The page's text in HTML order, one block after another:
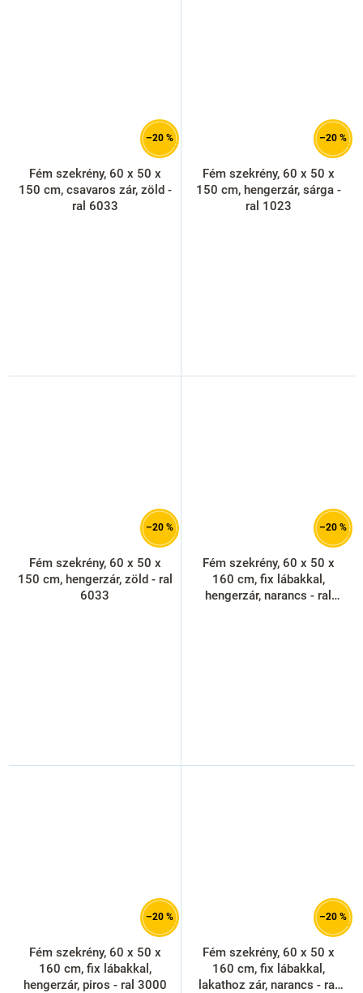
–20 %
Fém szekrény, 60 x 50 x
150 cm, csavaros zár, zöld -
ral 6033
–20 %
Fém szekrény, 60 x 50 x
150 cm, hengerzár, sárga -
ral 1023
–20 %
Fém szekrény, 60 x 50 x
150 cm, hengerzár, zöld - ral
6033
–20 %
Fém szekrény, 60 x 50 x
160 cm, fix lábakkal,
hengerzár, narancs - ral
–20 %
Fém szekrény, 60 x 50 x
160 cm, fix lábakkal,
hengerzár, piros - ral 3000
–20 %
Fém szekrény, 60 x 50 x
160 cm, fix lábakkal,
lakathoz zár, narancs - ral